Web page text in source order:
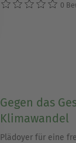
0
Gegen das
Klimawandel
Plädoyer für eine